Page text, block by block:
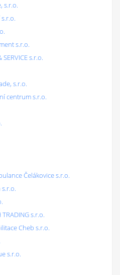
s.r.o.
s.r.o.
SERVICE s.r.o.
s.r.o.
centrum s.r.o.
Čelákovice s.r.o.
s.r.o.
TRADING s.r.o.
Cheb s.r.o.
s.r.o.